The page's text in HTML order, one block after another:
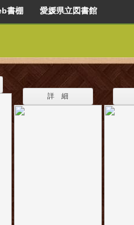
書棚 愛媛県立図書館
詳 細